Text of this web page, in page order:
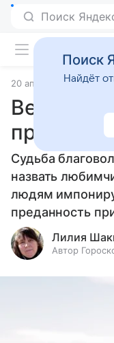
Поиск
20 апреля 2025
Весы-
Судьба
назвать
людям
преданность
Лилия
Автор
Поиск
Найдёт